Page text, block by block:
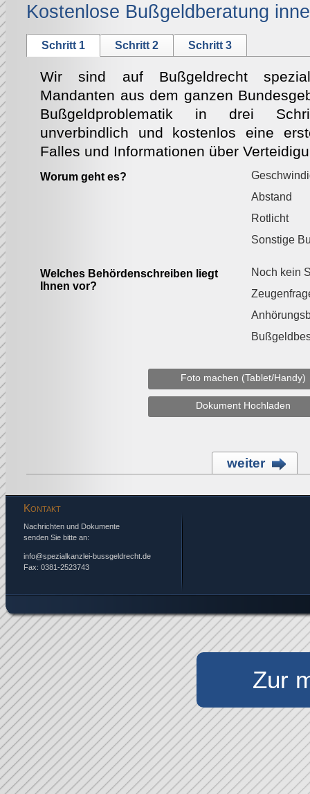
Kostenlose Bußgeldberatung
Schritt 1 Schritt 2 Schritt 3
Wir sind auf Bußgeldrecht
Mandanten aus dem ganzen
Bußgeldproblematik in drei
unverbindlich und kostenlos eine
Falles und Informationen über
Worum geht es?
Abstand
Rotlicht
Sonstige
Welches Behördenschreiben liegt
Ihnen vor?
Noch kein
Foto machen (Tablet/Handy)
Dokument Hochladen
weiter
Kontakt
Nachrichten und Dokumente
senden Sie bitte an:
info@spezialkanzlei-bussgeldrecht.de
Fax: 0381-2523743
Zur